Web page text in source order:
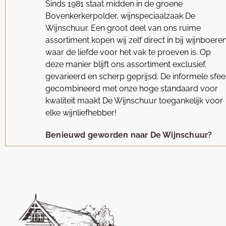
Sinds 1981 staat midden in de groene
Bovenkerkerpolder, wijnspeciaalzaak De
Wijnschuur. Een groot deel van ons ruime
assortiment kopen wij zelf direct in bij
waar de liefde voor het vak te proeven is. Op
deze manier blijft ons assortiment exclusief,
gevarieerd en scherp geprijsd. De informele
gecombineerd met onze hoge standaard voor
kwaliteit maakt De Wijnschuur toegankelijk voor
elke wijnliefhebber!
Benieuwd geworden naar De Wijnschuur?